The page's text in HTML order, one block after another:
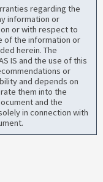
regarding the
information or
or with respect to
of the information or
herein. The
IS and the use of this
or
and depends on
them into the
and the
in connection with